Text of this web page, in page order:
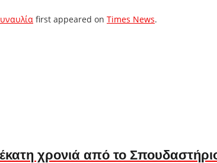
first appeared on Times News.
χρονιά από το